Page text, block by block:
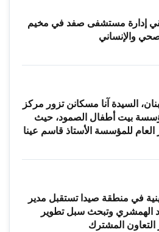
إدارة مستشفى صفد في مخيم
والإنساني
السيدة آنا مسكانن تزور مركز
بيت أطفال الصمود، حيث
العام للمؤسسة الأستاذ قاسم عينا
في منطقة صيدا تستقبل مدير
الهمشري وتبحث سبل تطوير
المشترك